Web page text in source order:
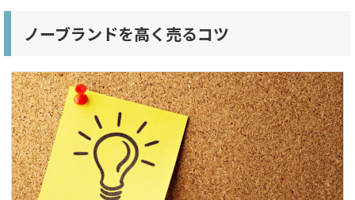
ノーブランドを高く売るコツ